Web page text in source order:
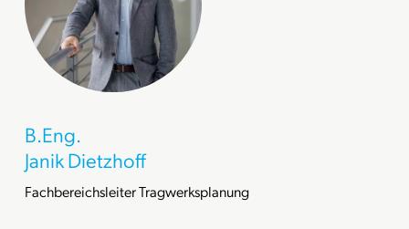
B.Eng.
Janik Dietzhoff
Fachbereichsleiter Tragwerksplanung